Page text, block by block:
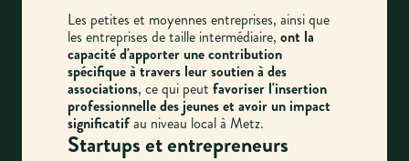
Les petites et moyennes entreprises, ainsi que
les entreprises de taille intermédiaire, ont la
capacité d'apporter une contribution
spécifique à travers leur soutien à des
associations, ce qui peut favoriser l'insertion
professionnelle des jeunes et avoir un impact
significatifau niveau local à Metz.
Startups et entrepreneurs